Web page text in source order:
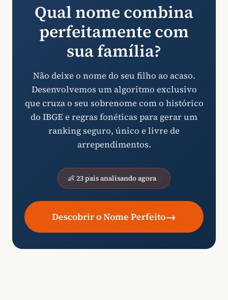
Qual nome combina
perfeitamente com
sua família?
Não deixe o nome do seu filho ao acaso.
Desenvolvemos um algoritmo exclusivo
que cruza o seu sobrenome com o histórico
do IBGE e regras fonéticas para gerar um
ranking seguro, único e livre de
arrependimentos.
👶 23 pais analisando agora
Descobrir o Nome Perfeito→